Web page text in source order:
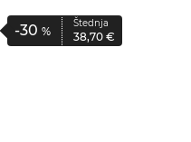
-30 %
Štednja
38,70 €